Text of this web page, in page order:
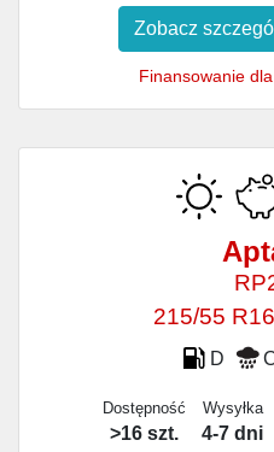
Zobacz
Finansowanie
215/55 R16
D
Dostępność
>16 szt.
Wysyłka
4-7 dni